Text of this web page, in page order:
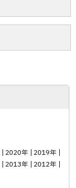
送
る
2020年
2019年
2013年
2012年